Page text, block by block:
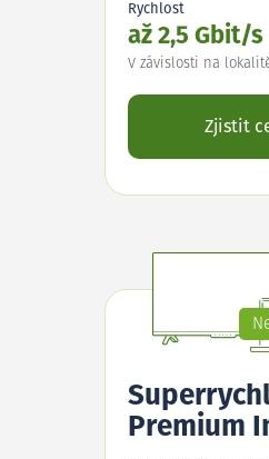
Rychlost
až 2,5 Gbit/s
V závislosti na
Zjistit
Premium